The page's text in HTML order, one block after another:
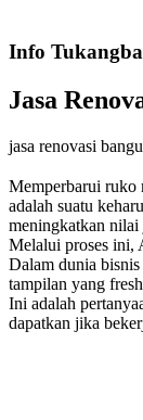
Info
Jasa
jasa renovasi
Memperbarui ruko
adalah suatu
meningkatkan nilai
Melalui proses ini,
Dalam dunia
tampilan yang
Ini adalah
dapatkan jika